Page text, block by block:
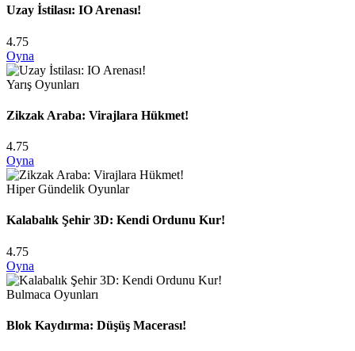
Uzay İstilası: IO Arenası!
4.75
Oyna
Yarış Oyunları
Zikzak Araba: Virajlara Hükmet!
4.75
Oyna
Hiper Gündelik Oyunlar
Kalabalık Şehir 3D: Kendi Ordunu Kur!
4.75
Oyna
Bulmaca Oyunları
Blok Kaydırma: Düşüş Macerası!